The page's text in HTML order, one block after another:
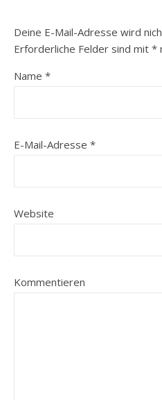
Deine E-Mail-Adresse wird
Erforderliche Felder sind mit *
Name *
E-Mail-Adresse *
Website
Kommentieren